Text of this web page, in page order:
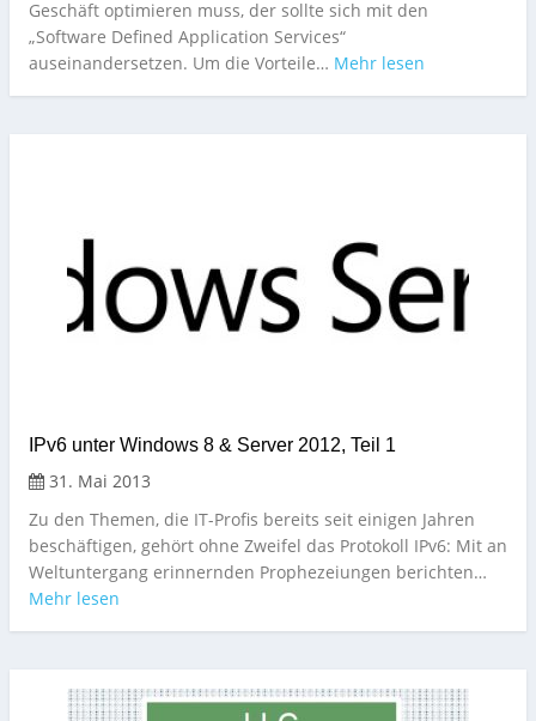
Geschäft optimieren muss, der sollte sich mit den
„Software Defined Application Services“
auseinandersetzen. Um die Vorteile… Mehr lesen
IPv6 unter Windows 8 & Server 2012, Teil 1
31. Mai 2013
Zu den Themen, die IT-Profis bereits seit einigen Jahren
beschäftigen, gehört ohne Zweifel das Protokoll IPv6: Mit an
Weltuntergang erinnernden Prophezeiungen berichten…
Mehr lesen